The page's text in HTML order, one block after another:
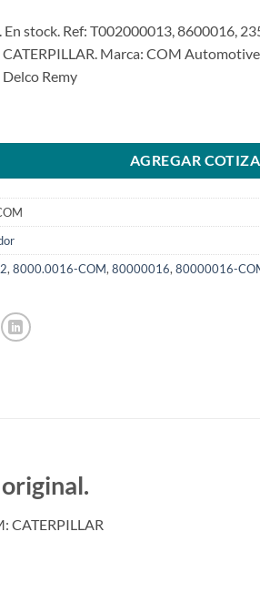
stock. Ref: T002000013, 8600016,
Marca: COM
Remy
AGREGAR
, 8000.0016-COM, 80000016, 80000016-
CATERPILLAR